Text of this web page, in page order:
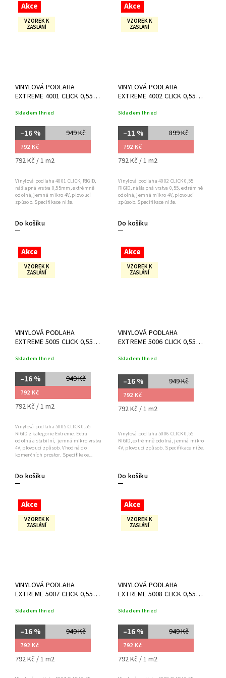
Akce
VZOREK K
ZASLÁNÍ
VINYLOVÁ PODLAHA
EXTREME 4001 CLICK 0,55
Skladem Ihned
949 Kč
–16 %
792 Kč
792 Kč / 1 m2
Do košíku
Vinylová podlaha 4001 CLICK, RIGID,
nášlapná vrstva 0,55mm, extrémně
odolná, jemná mikro 4V, plovoucí
způsob. Specifikace níže.
Akce
VZOREK K
ZASLÁNÍ
VINYLOVÁ PODLAHA
EXTREME 4002 CLICK 0,55
Skladem Ihned
899 Kč
–11 %
792 Kč
792 Kč / 1 m2
Do košíku
Vinylová podlaha 4002 CLICK 0,55
RIGID, nášlapná vrstva 0,55, extrémně
odolná, jemná mikro 4V, plovoucí
způsob. Specifikace níže.
Akce
VZOREK K
ZASLÁNÍ
VINYLOVÁ PODLAHA
EXTREME 5005 CLICK 0,55
Skladem Ihned
949 Kč
–16 %
792 Kč
792 Kč / 1 m2
Do košíku
Vinylová podlaha 5005 CLICK 0,55
RIGID z kategorie Extreme. Extra
odolná a stabilní, jemná mikro vrstva
4V, plovoucí způsob. Vhodná do
komerčních prostor. Specifikace...
Akce
VZOREK K
ZASLÁNÍ
VINYLOVÁ PODLAHA
EXTREME 5006 CLICK 0,55
Skladem Ihned
949 Kč
–16 %
792 Kč
792 Kč / 1 m2
Do košíku
Vinylová podlaha 5006 CLICK 0,55
RIGID, extrémně odolná, jemná mikro
4V, plovoucí způsob. Specifikace níže.
Akce
VZOREK K
ZASLÁNÍ
VINYLOVÁ PODLAHA
EXTREME 5007 CLICK 0,55
Skladem Ihned
949 Kč
–16 %
792 Kč
792 Kč / 1 m2
Akce
VZOREK K
ZASLÁNÍ
VINYLOVÁ PODLAHA
EXTREME 5008 CLICK 0,55
Skladem Ihned
949 Kč
–16 %
792 Kč
792 Kč / 1 m2